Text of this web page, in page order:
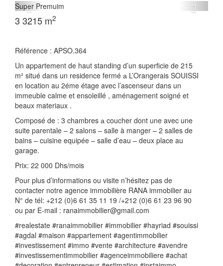
Super Premuim
3 3215 m2
Référence : APSO.364
Un appartement de haut standing d’un superficie de 215
m² situé dans un residence fermé а L’Orangerais SOUISSI
en location au 2éme étage avec l’ascenseur dans un
immeuble calme et ensoleillé , aménagement soigné et
beaux materiaux .
Composé de : 3 chambres а coucher dont une avec une
suite parentale – 2 salons – salle à manger – 2 salles de
bains – cuisine equipée – salle d’eau – deux place au
garage.
Prix: 22 000 Dhs/mois
Pour plus d’informations ou visite n’hésitez pas de
contacter notre agence immobilière RANA immobilier au
N° de tél: +212 (0)6 61 35 11 19 /+212 (0)6 61 23 96 90
ou par E-mail : ranaimmobilier@gmail.com
#realestate #ranaimmobilier #immobilier #hayriad #souissi
#agdal #maison #appartement #agentimmobilier
#investissement #immo #vente #architecture #avendre
#investissementimmobilier #agenceimmobiliere #achat